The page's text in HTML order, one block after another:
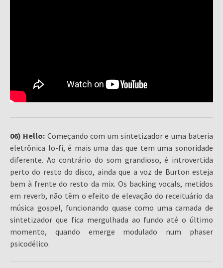
06) Hello: Começando com um sintetizador e uma bateria
eletrônica lo-fi, é mais uma das que tem uma sonoridade
diferente. Ao contrário do som grandioso, é introvertida
perto do resto do disco, ainda que a voz de Burton esteja
bem à frente do resto da mix. Os backing vocals, metidos
em reverb, não têm o efeito de elevação do receituário da
música gospel, funcionando quase como uma camada de
sintetizador que fica mergulhada ao fundo até o último
momento, quando emerge modulado num phaser
psicodélico.